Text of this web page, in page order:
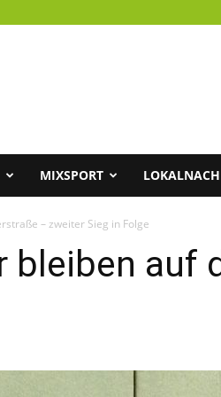
MIXSPORT
– zweiter Sieg in Folge
bleiben auf